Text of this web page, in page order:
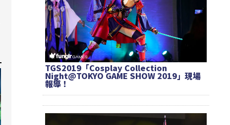
TGS2019「Cosplay Collection
Night@TOKYO GAME SHOW 2019」現場
報導！